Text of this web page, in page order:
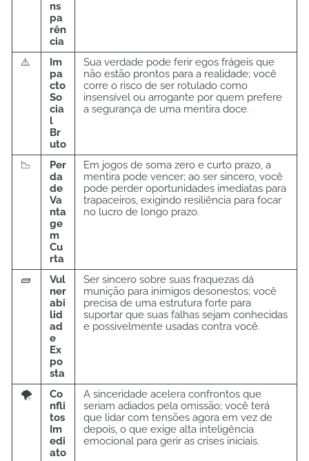
ns
pa
rên
cia
⚠️
Im
pa
cto
So
cia
l
Br
uto
Sua verdade pode ferir egos frágeis que
não estão prontos para a realidade; você
corre o risco de ser rotulado como
insensível ou arrogante por quem prefere
a segurança de uma mentira doce.
📉
Per
da
de
Va
nta
ge
m
Cu
rta
Em jogos de soma zero e curto prazo, a
mentira pode vencer; ao ser sincero, você
pode perder oportunidades imediatas para
trapaceiros, exigindo resiliência para focar
no lucro de longo prazo.
🧱
Vul
ner
abi
lid
ad
e
Ex
po
sta
Ser sincero sobre suas fraquezas dá
munição para inimigos desonestos; você
precisa de uma estrutura forte para
suportar que suas falhas sejam conhecidas
e possivelmente usadas contra você.
🌪️
Co
nfli
tos
Im
edi
ato
A sinceridade acelera confrontos que
seriam adiados pela omissão; você terá
que lidar com tensões agora em vez de
depois, o que exige alta inteligência
emocional para gerir as crises iniciais.